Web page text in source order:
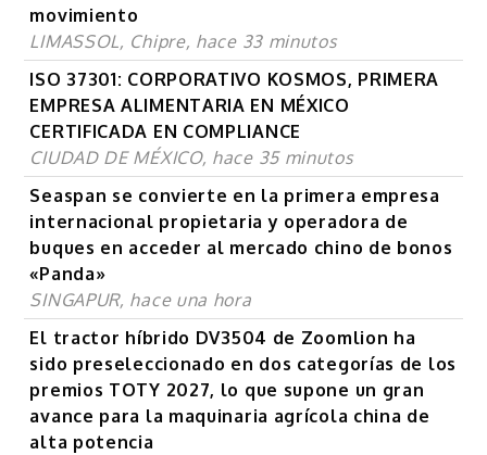
movimiento
LIMASSOL, Chipre, hace 33 minutos
ISO 37301: CORPORATIVO KOSMOS, PRIMERA
EMPRESA ALIMENTARIA EN MÉXICO
CERTIFICADA EN COMPLIANCE
CIUDAD DE MÉXICO, hace 35 minutos
Seaspan se convierte en la primera empresa
internacional propietaria y operadora de
buques en acceder al mercado chino de bonos
«Panda»
SINGAPUR, hace una hora
El tractor híbrido DV3504 de Zoomlion ha
sido preseleccionado en dos categorías de los
premios TOTY 2027, lo que supone un gran
avance para la maquinaria agrícola china de
alta potencia